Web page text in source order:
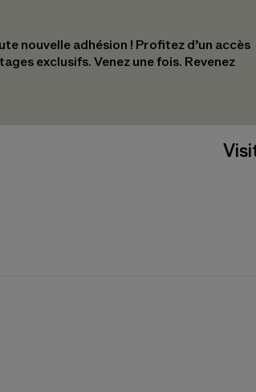
nouvelle adhésion !​ Profitez d’un accès
exclusifs.​ Venez une fois. Revenez